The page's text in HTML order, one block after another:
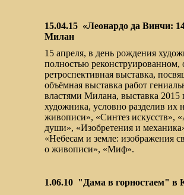
15.04.15 «Леонардо да Винчи:
Милан
15 апреля, в день рождения
полностью
ретроспективная выставка,
объёмная выставка работ
властями Милана, выставка 2015
художника, условно разделив их
живописи», «Синтез искусств»,
души», «Изобретения и
«Небесам и земле: изображения
о живописи», «Миф».
1.06.10 "Дама в горностаем" в